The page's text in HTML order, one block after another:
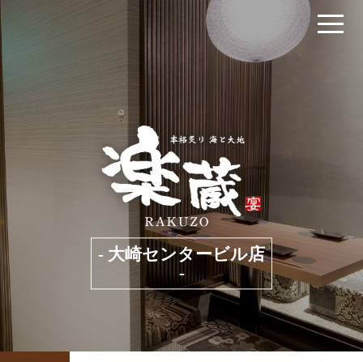
- 大崎センタービル店
-